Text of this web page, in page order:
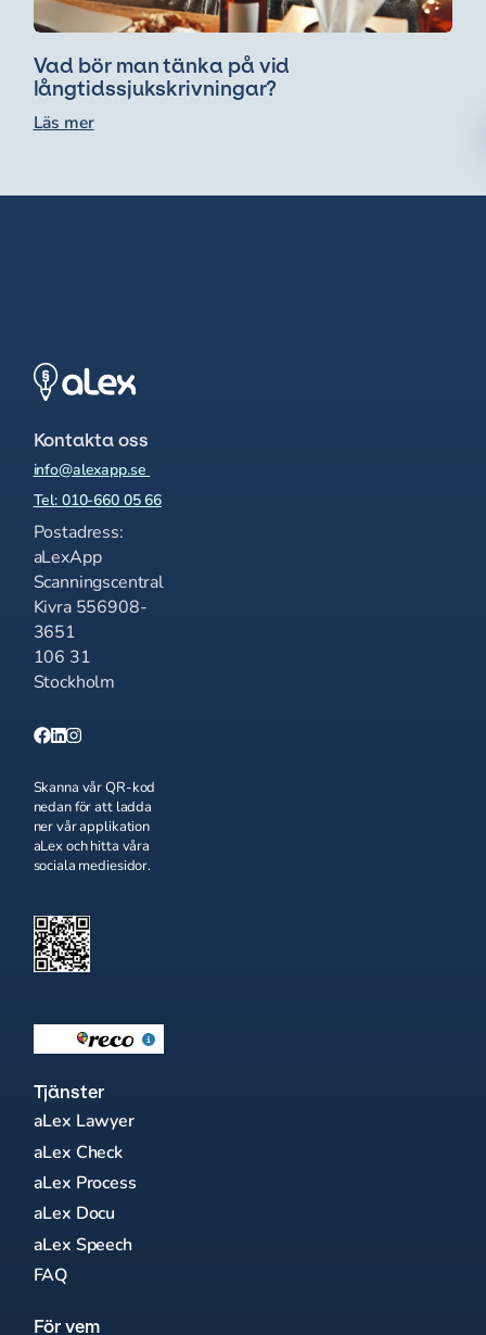
Vad bör man tänka på vid
långtidssjukskrivningar?
Läs mer
Kontakta oss
info@alexapp.se
Tel: 010-660 05 66
Postadress:
aLexApp
Scanningscentral
Kivra 556908-
3651
106 31
Stockholm
Skanna vår QR-kod
nedan för att ladda
ner vår applikation
aLex och hitta våra
sociala mediesidor.
Tjänster
aLex Lawyer
aLex Check
aLex Process
aLex Docu
aLex Speech
FAQ
För vem